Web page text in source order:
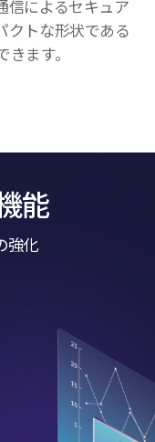
信によるセキュア
クトな形状である
ます。
能
強化